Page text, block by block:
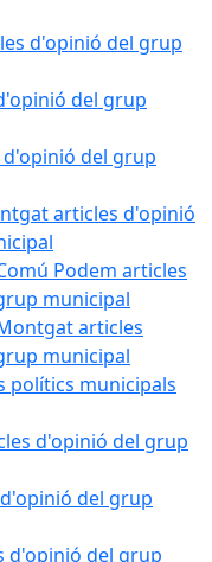
d'opinió del grup
del grup
del grup
articles d'opinió
Podem articles
municipal
articles
municipal
polítics municipals
d'opinió del grup
d'opinió del grup
d'opinió del grup